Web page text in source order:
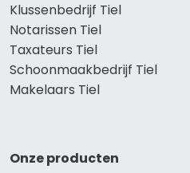
Klussenbedrijf Tiel
Notarissen Tiel
Taxateurs Tiel
Schoonmaakbedrijf Tiel
Makelaars Tiel
Onze producten